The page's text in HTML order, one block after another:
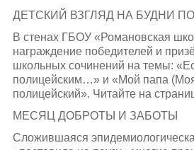
ДЕТСКИЙ ВЗГЛЯД НА БУДНИ
В стенах ГБОУ «Романовская
награждение победителей и
школьных сочинений на темы:
полицейским…» и «Мой папа
полицейский». Читайте на
МЕСЯЦ ДОБРОТЫ И ЗАБОТЫ
Сложившаяся